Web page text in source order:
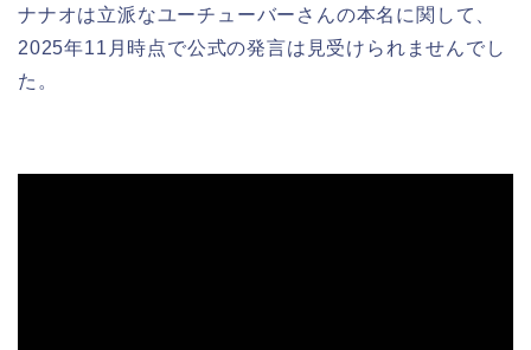
ナナオは立派なユーチューバーさんの本名に関して、
2025年11月時点で公式の発言は見受けられませんでし
た。